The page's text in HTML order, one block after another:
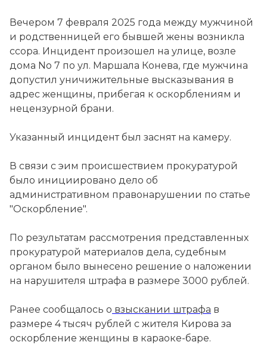
Вечером 7 февраля 2025 года между мужчиной
и родственницей его бывшей жены возникла
ссора. Инцидент произошел на улице, возле
дома No 7 по ул. Маршала Конева, где мужчина
допустил уничижительные высказывания в
адрес женщины, прибегая к оскорблениям и
нецензурной брани.
Указанный инцидент был заснят на камеру.
В связи с эим происшествием прокуратурой
было инициировано дело об
административном правонарушении по статье
"Оскорбление".
По результатам рассмотрения представленных
прокуратурой материалов дела, судебным
органом было вынесено решение о наложении
на нарушителя штрафа в размере 3000 рублей.
Ранее сообщалось о взыскании штрафа в
размере 4 тысяч рублей с жителя Кирова за
оскорбление женщины в караоке-баре.